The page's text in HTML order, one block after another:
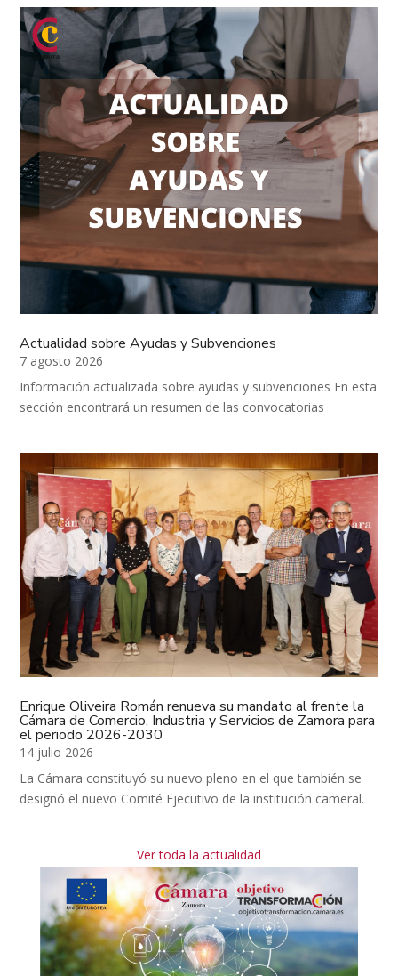
el diseño, desarrollo y suministro llave en...
Actualidad sobre Ayudas y Subvenciones
7 agosto 2026
Información actualizada sobre ayudas y subvenciones En esta
sección encontrará un resumen de las convocatorias
regularmente para garantizar su...
Enrique Oliveira Román renueva su mandato al frente la
Cámara de Comercio, Industria y Servicios de Zamora para
el periodo 2026-2030
14 julio 2026
La Cámara constituyó su nuevo pleno en el que también se
designó el nuevo Comité Ejecutivo de la institución cameral.
Ver toda la actualidad